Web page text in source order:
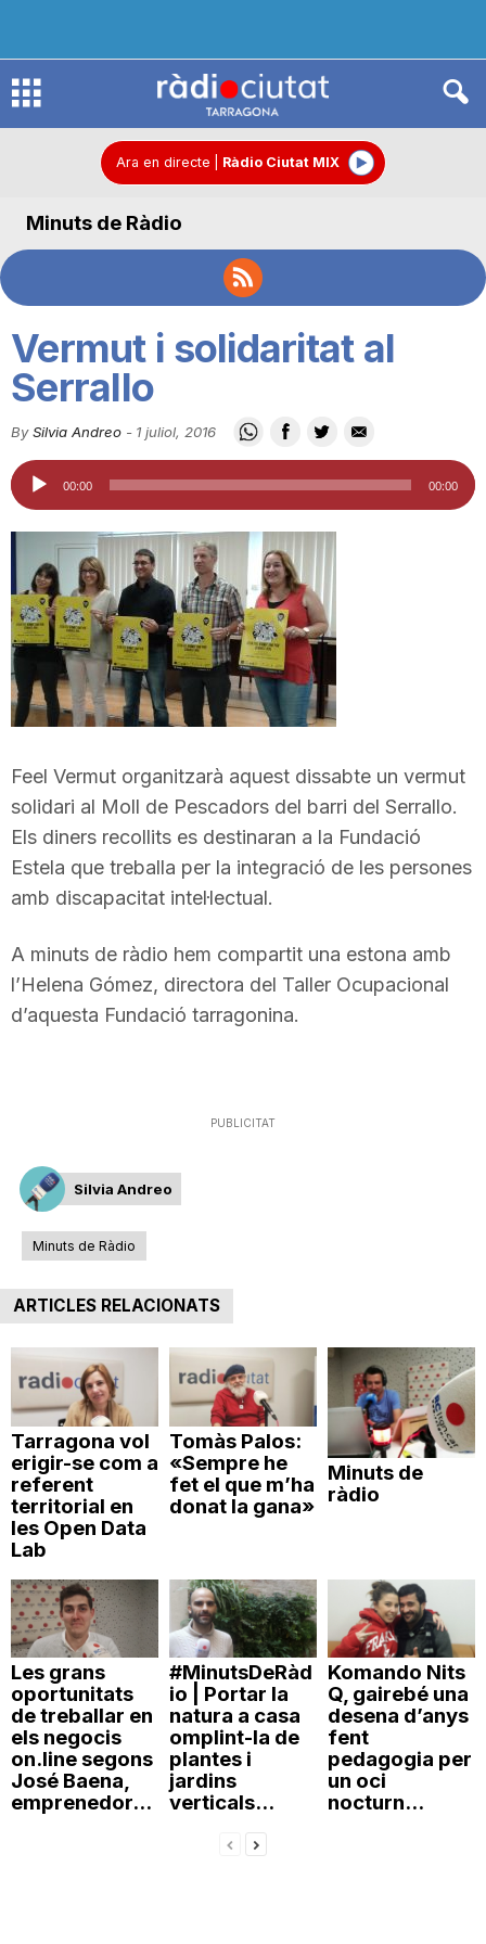
R
d
C
i
u
t
a
t
T
r
o
n
a
Ara en directe Ràdio Ciutat MIX
Minuts de Ràdio
Vermut i solidaritat al
Serrallo
By Silvia Andreo - 1 juliol, 2016
Reproductor
d'àudio
00:00 00:00
Feel Vermut organitzarà aquest dissabte un vermut
solidari al Moll de Pescadors del barri del Serrallo.
Els diners recollits es destinaran a la Fundació
Estela que treballa per la integració de les persones
amb discapacitat intel·lectual.
A minuts de ràdio hem compartit una estona amb
l’Helena Gómez, directora del Taller Ocupacional
d’aquesta Fundació tarragonina.
PUBLICITAT
Silvia Andreo
Minuts de Ràdio
ARTICLES RELACIONATS
Tarragona vol
erigir-se com a
referent
territorial en
les Open Data
Lab
Tomàs Palos:
«Sempre he
fet el que m’ha
donat la gana»
Minuts de
ràdio
Les grans
oportunitats
de treballar en
els negocis
on.line segons
José Baena,
emprenedor...
#MinutsDeRàd
io | Portar la
natura a casa
omplint-la de
plantes i
jardins
verticals...
Komando Nits
Q, gairebé una
desena d’anys
fent
pedagogia per
un oci
nocturn...